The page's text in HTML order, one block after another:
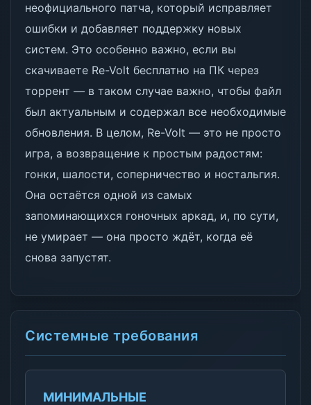
неофициального патча, который исправляет
ошибки и добавляет поддержку новых
систем. Это особенно важно, если вы
скачиваете Re-Volt бесплатно на ПК через
торрент — в таком случае важно, чтобы файл
был актуальным и содержал все необходимые
обновления. В целом, Re-Volt — это не просто
игра, а возвращение к простым радостям:
гонки, шалости, соперничество и ностальгия.
Она остаётся одной из самых
запоминающихся гоночных аркад, и, по сути,
не умирает — она просто ждёт, когда её
снова запустят.
Системные требования
МИНИМАЛЬНЫЕ